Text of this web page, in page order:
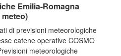
Emilia-Romagna
di previsioni meteorologiche
catene operative COSMO
meteorologiche